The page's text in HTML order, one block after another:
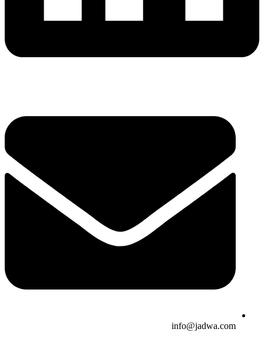
info@jadwa.com